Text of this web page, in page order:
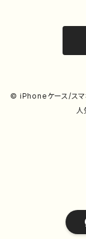
© iPhoneケース/スマ